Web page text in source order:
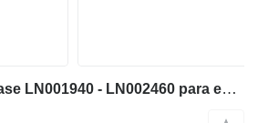
Radiador de óleo Case LN001940 - LN002460 para escavadora Case CX460 CX470B